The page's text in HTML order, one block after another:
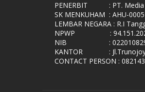
PENERBIT
: PT.
SK MENKUHAM : AHU-
LEMBAR NEGARA : R.I
NPWP
:
NIB
:
KANTOR
:
CONTACT PERSON :